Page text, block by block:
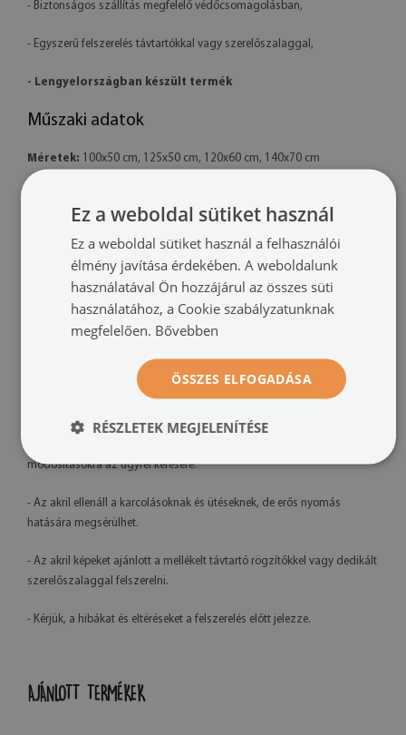
- Biztonságos szállítás megfelelő védőcsomagolásban,
- Egyszerű felszerelés távtartókkal vagy szerelőszalaggal,
- Lengyelországban készült termék
Műszaki adatok
Méretek: 100x50 cm, 125x50 cm, 120x60 cm, 140x70 cm
Tájolás:vízszintes
Felszerelési rendszer:távtartó rögzítők vagy szerelőszalag
- A kész termék színei enyhén eltérhetnek a látványtervtől a monitor
módosításokra az ügyfél kérésére.
- Az akril ellenáll a karcolásoknak és ütéseknek, de erős nyomás
hatására megsérülhet.
- Az akril képeket ajánlott a mellékelt távtartó rögzítőkkel vagy dedikált
szerelőszalaggal felszerelni.
- Kérjük, a hibákat és eltéréseket a felszerelés előtt jelezze.
AJÁNLOTT TERMÉKEK
Ez a weboldal sütiket használ
Ez a weboldal sütiket használ a felhasználói
élmény javítása érdekében. A weboldalunk
használatával Ön hozzájárul az összes süti
használatához, a Cookie szabályzatunknak
megfelelően. Bővebben
ÖSSZES ELFOGADÁSA
RÉSZLETEK MEGJELENÍTÉSE